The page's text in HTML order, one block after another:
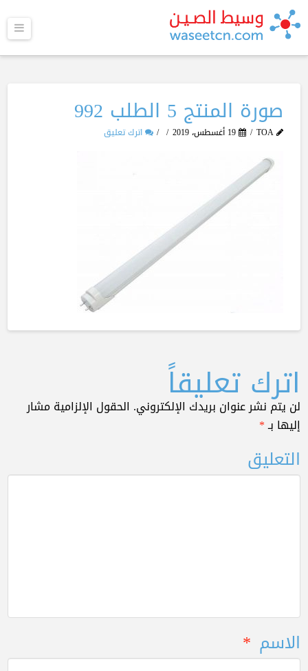
صورة المنتج 5 الطلب 992
TOA 19 أغسطس، 2019 اترك تعليق
اترك تعليقاً
لن يتم نشر عنوان بريدك الإلكتروني. الحقول الإلزامية مشار
إليها بـ*
التعليق
الاسم *